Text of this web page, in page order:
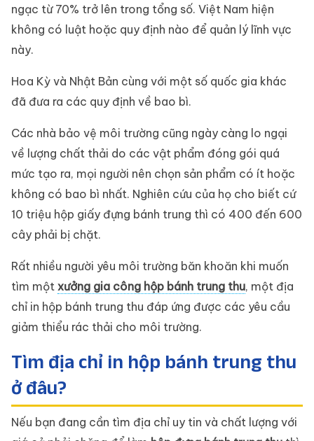
ngạc từ 70% trở lên trong tổng số. Việt Nam hiện
không có luật hoặc quy định nào để quản lý lĩnh vực
này.
Hoa Kỳ và Nhật Bản cùng với một số quốc gia khác
đã đưa ra các quy định về bao bì.
Các nhà bảo vệ môi trường cũng ngày càng lo ngại
về lượng chất thải do các vật phẩm đóng gói quá
mức tạo ra, mọi người nên chọn sản phẩm có ít hoặc
không có bao bì nhất. Nghiên cứu của họ cho biết cứ
10 triệu hộp giấy đựng bánh trung thì có 400 đến 600
cây phải bị chặt.
Rất nhiều người yêu môi trường băn khoăn khi muốn
tìm một xưởng gia công hộp bánh trung thu, một địa
chỉ in hộp bánh trung thu đáp ứng được các yêu cầu
giảm thiểu rác thải cho môi trường.
Tìm địa chỉ in hộp bánh trung thu
ở đâu?
Nếu bạn đang cần tìm địa chỉ uy tin và chất lượng với